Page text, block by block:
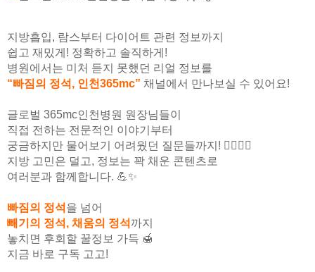
지방흡입, 람스부터 다이어트 관련 정보까지
쉽고 재밌게! 정확하고 솔직하게!
병원에서는 미처 듣지 못했던 리얼 정보를
“빠짐의 정석, 인천365mc” 채널에서 만나보실 수 있어요!
글로벌 365mc인천병원 원장님들이
직접 전하는 전문적인 이야기부터
궁금하지만 물어보기 어려웠던 질문들까지! 🙋‍♀️🙋‍♂️
지방 고민은 덜고, 정보는 꽉 채운 콘텐츠로
여러분과 함께합니다. 💪✨
빠짐의 정석 을 넘어
빼기의 정석, 채움의 정석 까지
놓치면 후회할 꿀정보 가득 🍯
지금 바로 구독 고고!